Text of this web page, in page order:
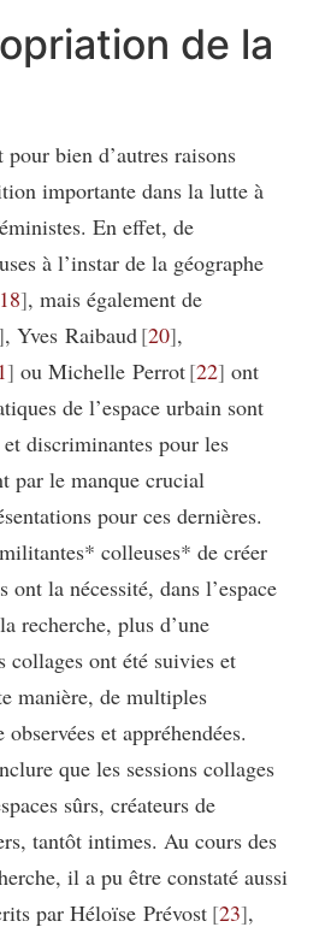
de la
bien d’autres raisons
importante dans la lutte à
En effet, de
à l’instar de la géographe
, mais également de
, Yves Raibaud 20 ,
ou Michelle Perrot 22 ont
de l’espace urbain sont
discriminantes pour les
par le manque crucial
pour ces dernières.
colleuses* de créer
ont la nécessité, dans l’espace
recherche, plus d’une
collages ont été suivies et
manière, de multiples
et appréhendées.
que les sessions collages
sûrs, créateurs de
tantôt intimes. Au cours des
il a pu être constaté aussi
par Héloïse Prévost 23 ,